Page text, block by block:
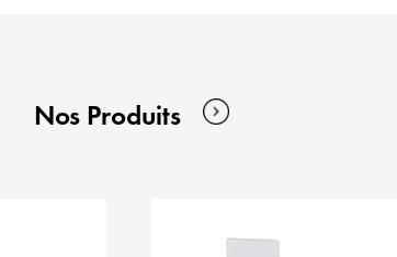
Nos Produits